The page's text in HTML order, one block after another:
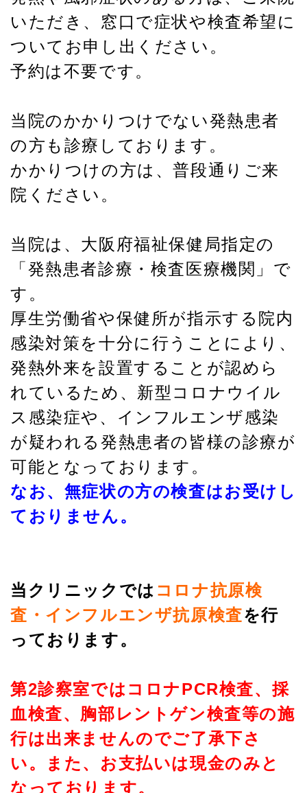
いただき、窓口で症状や検査希望に
ついてお申し出ください。
予約は不要です。
当院のかかりつけでない発熱患者
の方も診療しております。
かかりつけの方は、普段通りご来
院ください。
当院は、大阪府福祉保健局指定の
「発熱患者診療・検査医療機関」で
す。
厚生労働省や保健所が指示する院内
感染対策を十分に行うことにより、
発熱外来を設置することが認めら
れているため、新型コロナウイル
ス感染症や、インフルエンザ感染
が疑われる発熱患者の皆様の診療が
可能となっております。
なお、無症状の方の検査はお受けし
ておりません。
当クリニックでは コロナ抗原検
査・インフルエンザ抗原検査を行
っております。
第2診察室ではコロナPCR検査、採
血検査、胸部レントゲン検査等の施
行は出来ませんのでご了承下さ
い。また、お支払いは現金のみと
なっております。